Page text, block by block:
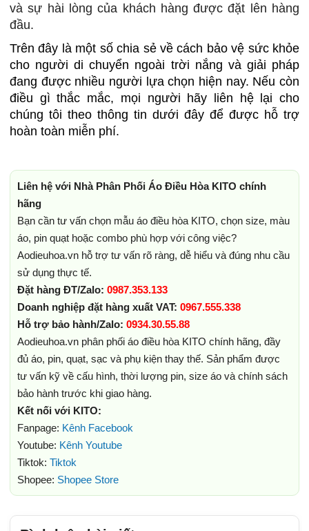
và sự hài lòng của khách hàng được đặt lên hàng
đầu.
Trên đây là một số chia sẻ về cách bảo vệ sức khỏe
cho người di chuyển ngoài trời nắng và giải pháp
đang được nhiều người lựa chọn hiện nay. Nếu còn
điều gì thắc mắc, mọi người hãy liên hệ lại cho
chúng tôi theo thông tin dưới đây để được hỗ trợ
hoàn toàn miễn phí.
Liên hệ với Nhà Phân Phối Áo Điều Hòa KITO chính
hãng
Bạn cần tư vấn chọn mẫu áo điều hòa KITO, chọn size, màu
áo, pin quạt hoặc combo phù hợp với công việc?
Aodieuhoa.vn hỗ trợ tư vấn rõ ràng, dễ hiểu và đúng nhu cầu
sử dụng thực tế.
Đặt hàng ĐT/Zalo: 0987.353.133
Doanh nghiệp đặt hàng xuất VAT: 0967.555.338
Hỗ trợ bảo hành/Zalo: 0934.30.55.88
Aodieuhoa.vn phân phối áo điều hòa KITO chính hãng, đầy
đủ áo, pin, quạt, sạc và phụ kiện thay thế. Sản phẩm được
tư vấn kỹ về cấu hình, thời lượng pin, size áo và chính sách
bảo hành trước khi giao hàng.
Kết nối với KITO:
Fanpage: Kênh Facebook
Youtube: Kênh Youtube
Tiktok: Tiktok
Shopee: Shopee Store